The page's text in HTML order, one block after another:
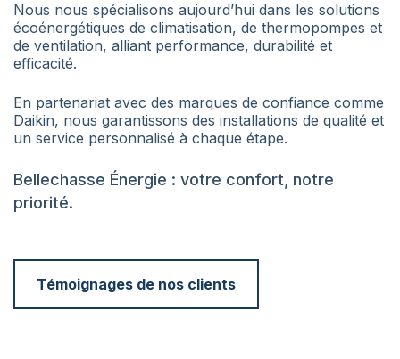
Nous nous spécialisons aujourd’hui dans les solutions
écoénergétiques de climatisation, de thermopompes et
de ventilation, alliant performance, durabilité et
efficacité.
En partenariat avec des marques de confiance comme
Daikin, nous garantissons des installations de qualité et
un service personnalisé à chaque étape.
Bellechasse Énergie : votre confort, notre
priorité.
Témoignages de nos clients